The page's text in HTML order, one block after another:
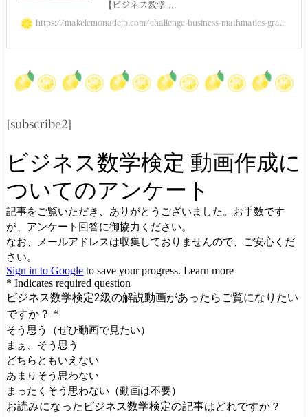
【ビジネス数学 ...
https://makelemonadejp.com/challenge-business-mathmatics-gra...
[subscribe2]